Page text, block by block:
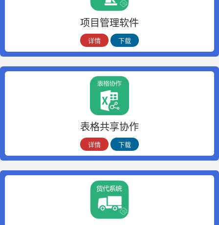
项目管理软件
详情 下载
表格共享协作
详情 下载